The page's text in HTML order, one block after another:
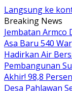
Langsung ke
Breaking News
Jembatan Armco
Asa Baru 540
Hadirkan Air
Pembangunan
Akhir! 98,8
Desa Pahlawan